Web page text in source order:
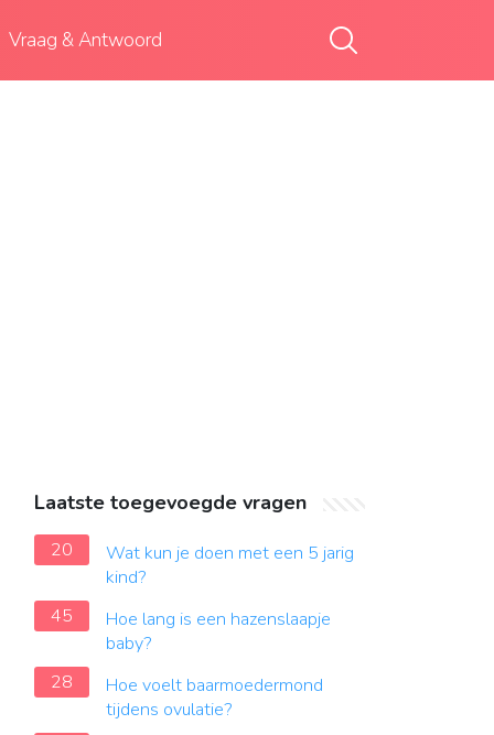
Vraag & Antwoord
Laatste toegevoegde vragen
20
Wat kun je doen met een 5 jarig
kind?
45
Hoe lang is een hazenslaapje
baby?
28
Hoe voelt baarmoedermond
tijdens ovulatie?